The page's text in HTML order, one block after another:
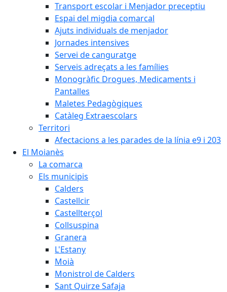
Transport escolar i Menjador preceptiu
Espai del migdia comarcal
Ajuts individuals de menjador
Jornades intensives
Servei de canguratge
Serveis adreçats a les famílies
Monogràfic Drogues, Medicaments i
Pantalles
Maletes Pedagògiques
Catàleg Extraescolars
Territori
Afectacions a les parades de la línia e9 i 203
El Moianès
La comarca
Els municipis
Calders
Castellcir
Castellterçol
Collsuspina
Granera
L'Estany
Moià
Monistrol de Calders
Sant Quirze Safaja